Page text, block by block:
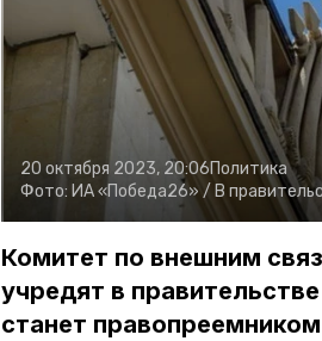
20 октября 2023, 20:06Политика
Фото: ИА «Победа26» / В
Комитет по внешним
учредят в
станет